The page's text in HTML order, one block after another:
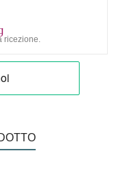
ricezione.